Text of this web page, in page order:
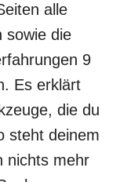
alle
sowie die
9
Es erklärt
die du
steht deinem
nichts mehr